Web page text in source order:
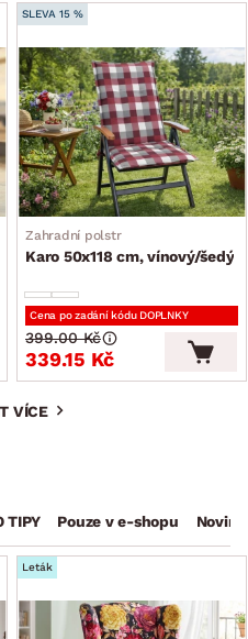
SLEVA 15 %
Zahradní polstr
Karo 50x118 cm, vínový/šedý
Cena po zadání kódu DOPLNKY
339.15 Kč
399.00 Kč
VÍCE
TIPY Pouze v e-shopu
Leták